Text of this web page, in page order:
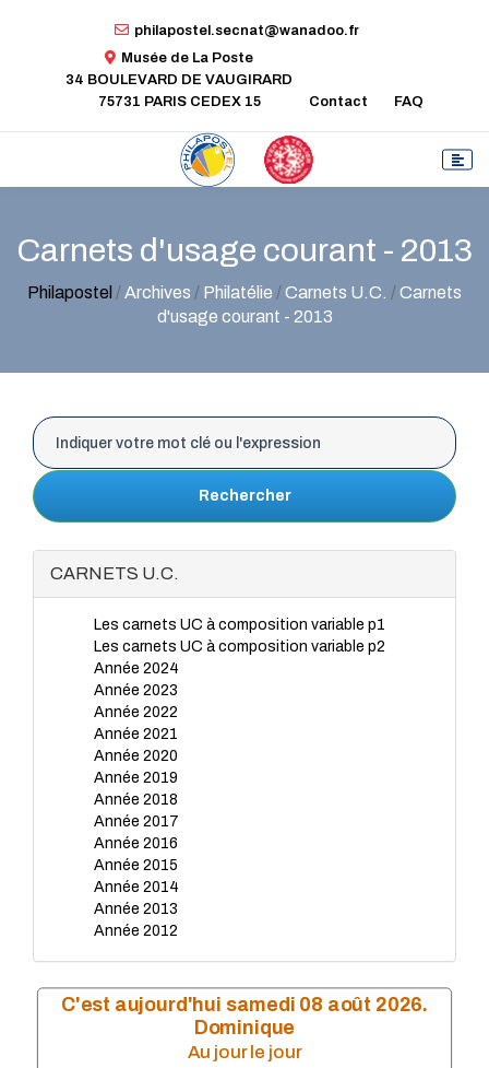
philapostel.secnat@wanadoo.fr
Musée de La Poste
34 BOULEVARD DE VAUGIRARD
75731 PARIS CEDEX 15
Contact FAQ
Carnets d'usage courant - 2013
Philapostel /Archives / Philatélie /Carnets U.C. /Carnets
d'usage courant - 2013
Rechercher
CARNETS U.C.
Les carnets UC à composition variable p1
Les carnets UC à composition variable p2
Année 2024
Année 2023
Année 2022
Année 2021
Année 2020
Année 2019
Année 2018
Année 2017
Année 2016
Année 2015
Année 2014
Année 2013
Année 2012
Année 2009
Année 2008
C'est aujourd'hui samedi 08 août 2026.
Dominique
Au jour le jour